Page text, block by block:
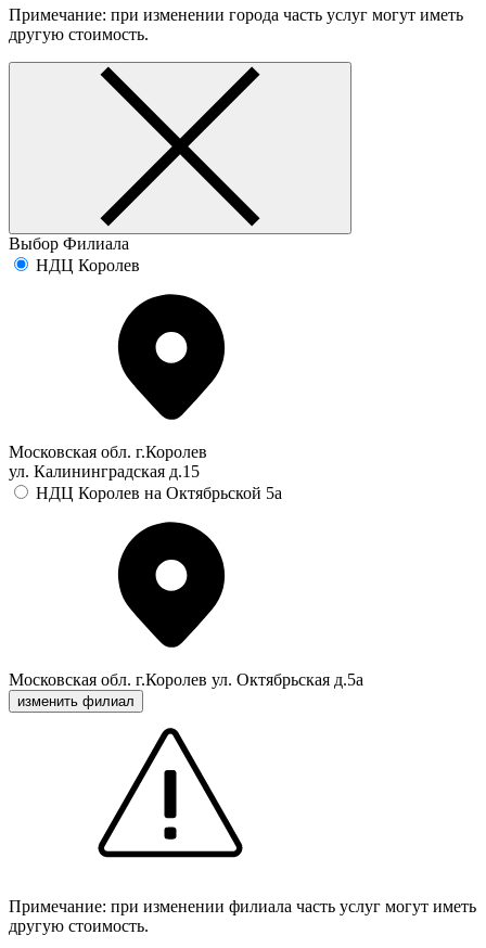
Примечание: при изменении города часть услуг могут иметь
другую стоимость.
Выбор Филиала
НДЦ Королев
Московская обл. г.Королев
ул. Калининградская д.15
НДЦ Королев на Октябрьской 5а
Московская обл. г.Королев ул. Октябрьская д.5а
изменить филиал
Примечание: при изменении филиала часть услуг могут иметь
другую стоимость.